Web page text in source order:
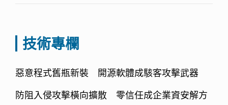
技術專欄
惡意程式舊瓶新裝 開源軟體成駭客攻擊武器
防阻入侵攻擊橫向擴散 零信任成企業資安解方